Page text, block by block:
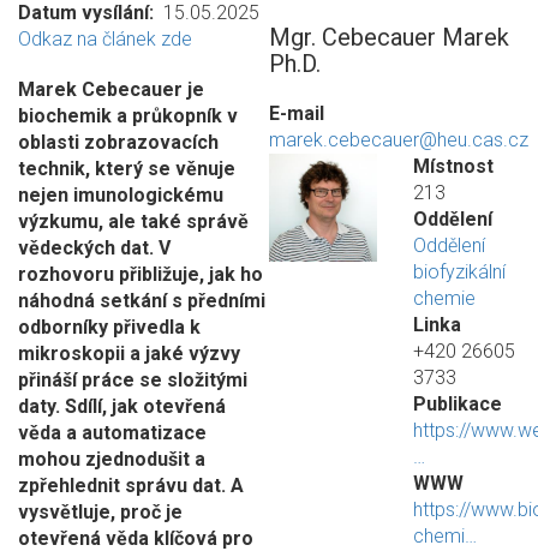
Datum vysílání
15.05.2025
Odkaz na článek zde
Marek Cebecauer je
biochemik a průkopník v
oblasti zobrazovacích
technik, který se věnuje
nejen imunologickému
výzkumu, ale také správě
vědeckých dat. V
rozhovoru přibližuje, jak ho
náhodná setkání s předními
odborníky přivedla k
mikroskopii a jaké výzvy
přináší práce se složitými
daty. Sdílí, jak otevřená
věda a automatizace
mohou zjednodušit a
zpřehlednit správu dat. A
vysvětluje, proč je
otevřená věda klíčová pro
Mgr. Cebecauer Marek
Ph.D.
E-mail
marek.cebecauer@heu.cas.cz
Místnost
213
Oddělení
Oddělení
biofyzikální
chemie
Linka
+420 26605
3733
Publikace
https://
…
WWW
https://
chemi…